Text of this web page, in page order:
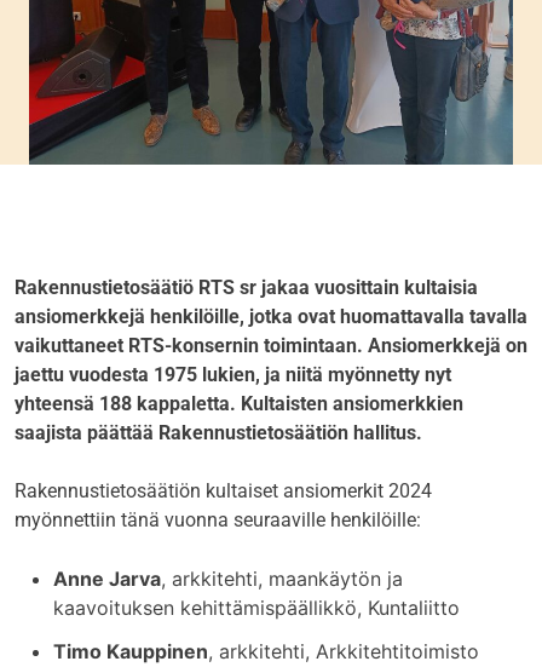
Rakennustietosäätiö RTS sr jakaa vuosittain kultaisia
ansiomerkkejä henkilöille, jotka ovat huomattavalla tavalla
vaikuttaneet RTS-konsernin toimintaan. Ansiomerkkejä on
jaettu vuodesta 1975 lukien, ja niitä myönnetty nyt
yhteensä 188 kappaletta. Kultaisten ansiomerkkien
saajista päättää Rakennustietosäätiön hallitus.
Rakennustietosäätiön kultaiset ansiomerkit 2024
myönnettiin tänä vuonna seuraaville henkilöille:
Anne Jarva, arkkitehti, maankäytön ja
kaavoituksen kehittämispäällikkö, Kuntaliitto
Timo Kauppinen, arkkitehti, Arkkitehtitoimisto